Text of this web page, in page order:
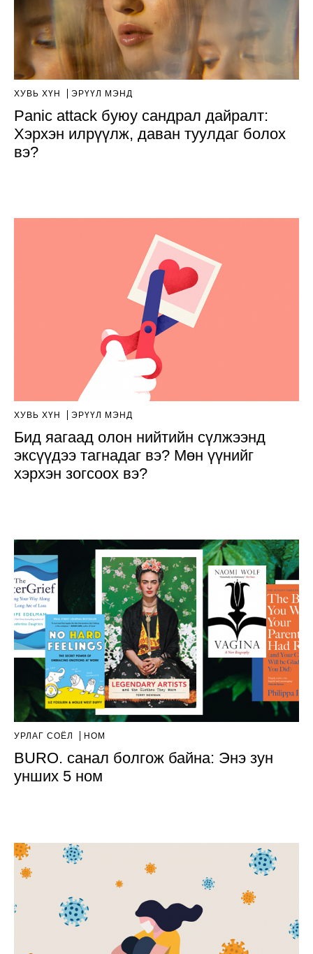
ХУВЬ ХҮН ЭРҮҮЛ МЭНД
Panic attack буюу сандрал дайралт:
Хэрхэн илрүүлж, даван туулдаг болох
вэ?
ХУВЬ ХҮН ЭРҮҮЛ МЭНД
Бид яагаад олон нийтийн сүлжээнд
эксүүдээ тагнадаг вэ? Мөн үүнийг
хэрхэн зогсоох вэ?
УРЛАГ СОЁЛ НОМ
BURO. санал болгож байна: Энэ зун
унших 5 ном